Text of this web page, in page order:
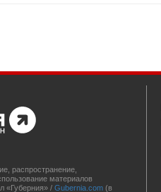
распространение,
материалов
«Губерния» / Gubernia.com (в